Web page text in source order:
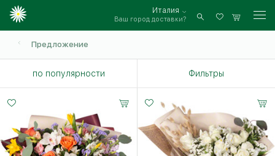
Италия
Ваш город доставки? Войти
Предложение
по популярности Фильтры